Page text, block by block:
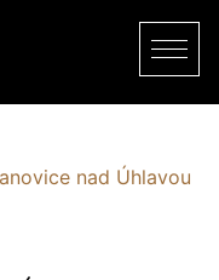
nad Úhlavou